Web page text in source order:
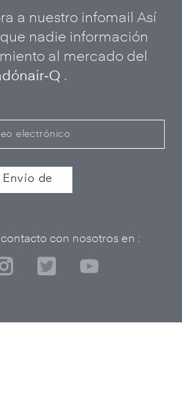
a nuestro infomail Así
nadie información
al mercado del
.
con nosotros en :